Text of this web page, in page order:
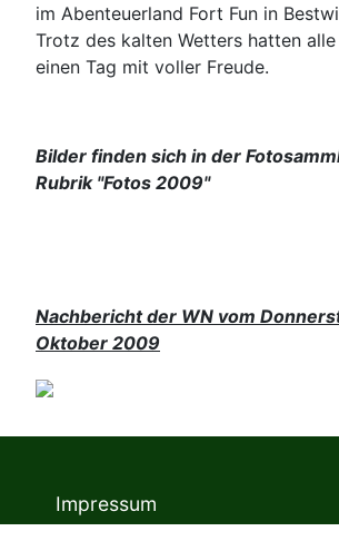
im Abenteuerland Fort Fun in
Trotz des kalten Wetters hatten alle
einen Tag mit voller Freude.
Bilder finden sich in der
Rubrik "Fotos 2009"
Nachbericht der WN vom
Oktober 2009
Impressum